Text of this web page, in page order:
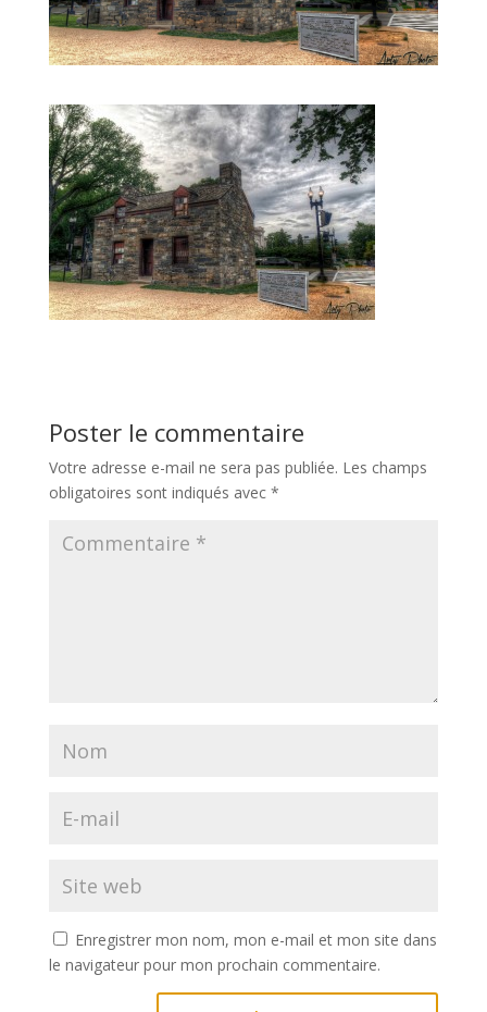
Poster le commentaire
Votre adresse e-mail ne sera pas publiée. Les champs
obligatoires sont indiqués avec *
Enregistrer mon nom, mon e-mail et mon site dans
le navigateur pour mon prochain commentaire.